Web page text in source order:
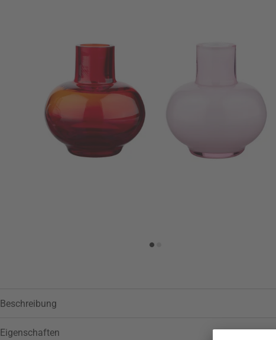
Wunschliste hinzufügen
Beschreibung
Eigenschaften